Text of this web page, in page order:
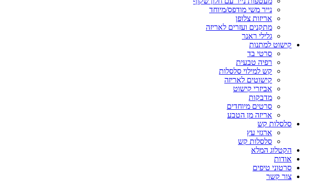
נייר משי מודפס/מיוחד
אריזות צלופן
מתקנים ועזרים לאריזה
גלילי ראנר
קישוט למתנות
סרטי בד
רפיה טבעית
קש למילוי סלסלות
קישוטים לאריזה
אביזרי קישוט
מדבקות
סרטים מיוחדים
אריזה מן הטבע
סלסלות קש
ארגזי עץ
סלסלות קש
הקטלוג המלא
אודות
סרטוני טיפים
צור קשר